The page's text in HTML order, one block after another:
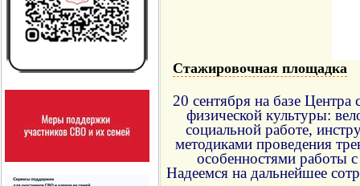
Стажировочная площадка
20 сентября на базе
физической культуры:
социальной работе,
методиками проведения
особенностями работы
Надеемся на дальнейшее